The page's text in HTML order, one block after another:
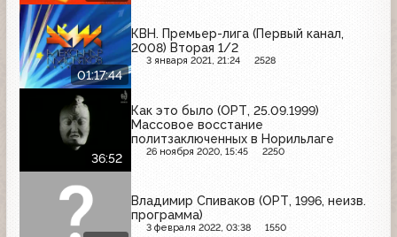
01:17:44
КВН. Премьер-лига (Первый канал,
2008) Вторая 1/2
3 января 2021, 21:24 2528
36:52
Как это было (ОРТ, 25.09.1999)
Массовое восстание
политзаключенных в Норильлаге
26 ноября 2020, 15:45 2250
Владимир Спиваков (ОРТ, 1996, неизв.
программа)
3 февраля 2022, 03:38 1550